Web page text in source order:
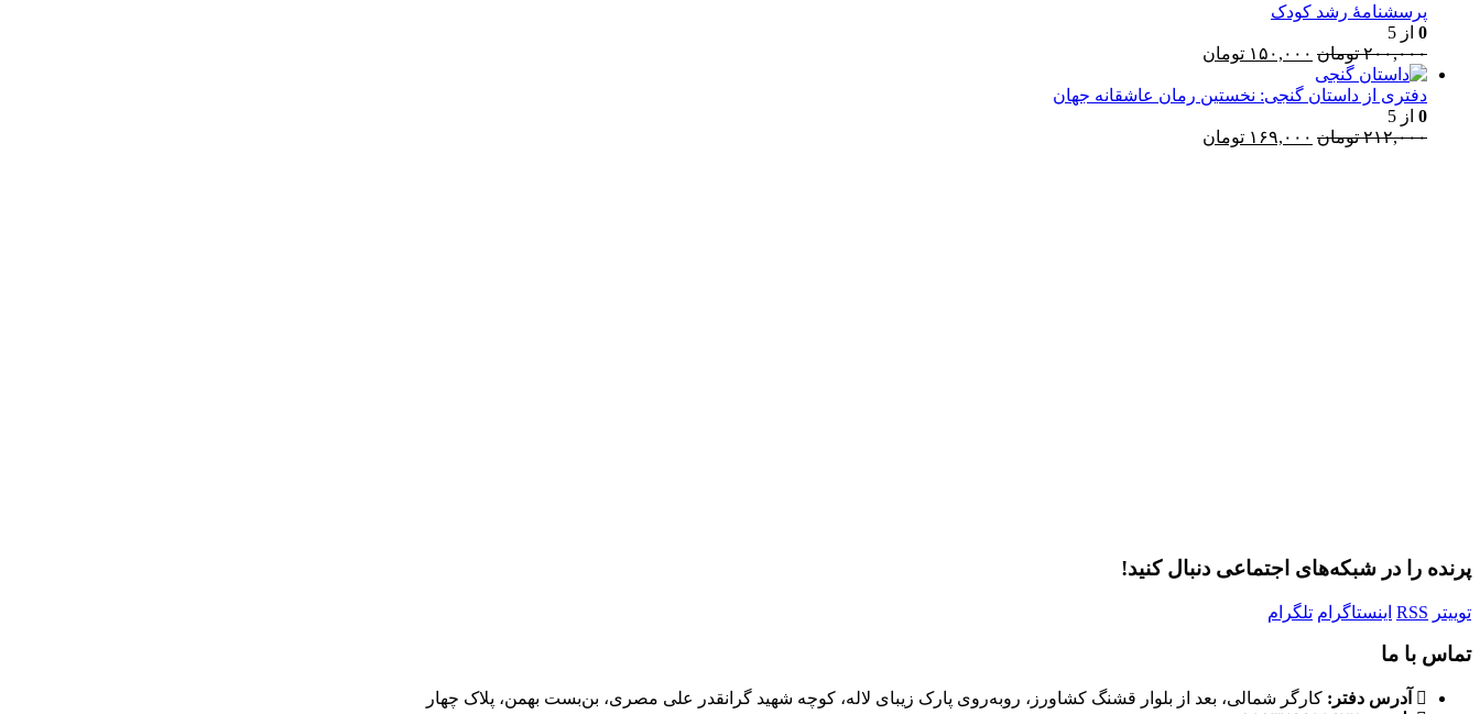
پرسشنامۀ رشد کودک
0 از 5
۲۰۰,۰۰۰ تومان قیمت
۲۰۰,۰۰۰ تومان
۱۵۰,۰۰۰ تومان
۱۵۰,۰۰۰ تومان.
دفتری از داستان گنجی: نخستین رمان عاشقانه جهان
0 از 5
۲۱۲,۰۰۰ تومان قیمت
۱۶۹,۰۰۰ تومان
پرنده را در شبکه‌های اجتماعی دنبال کنید!
توییتر RSS اینستاگرام تلگرام
تماس با ما
آدرس دفتر: کارگر شمالی، بعد از بلوار قشنگ کشاورز، روبه‌روی پارک زیبای لاله، کوچه شهید گرانقدر علی مصری، بن‌بست بهمن، پلاک چهار